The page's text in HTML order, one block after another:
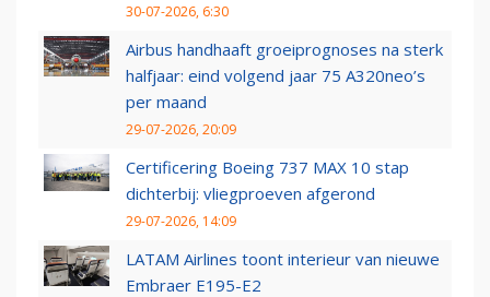
30-07-2026, 6:30
Airbus handhaaft groeiprognoses na sterk
halfjaar: eind volgend jaar 75 A320neo’s
per maand
29-07-2026, 20:09
Certificering Boeing 737 MAX 10 stap
dichterbij: vliegproeven afgerond
29-07-2026, 14:09
LATAM Airlines toont interieur van nieuwe
Embraer E195-E2